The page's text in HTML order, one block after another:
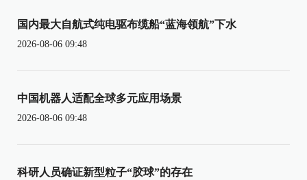
国内最大自航式纯电驱布缆船“蓝海领航”下水
2026-08-06 09:48
中国机器人适配全球多元应用场景
2026-08-06 09:48
科研人员确证新型粒子“胶球”的存在